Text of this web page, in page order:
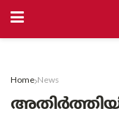
Home News